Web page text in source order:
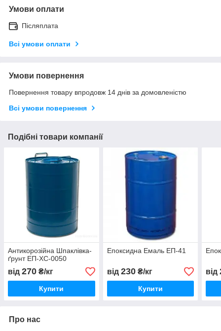
Умови оплати
Післяплата
Всі умови оплати
Умови повернення
Повернення товару впродовж 14 днів за домовленістю
Всі умови повернення
Подібні товари компанії
Антикорозійна Шпаклівка-
ґрунт ЕП-ХС-0050
від 270 ₴/кг
Купити
Епоксидна Емаль ЕП-41
від 230₴/кг
Купити
від
Про нас